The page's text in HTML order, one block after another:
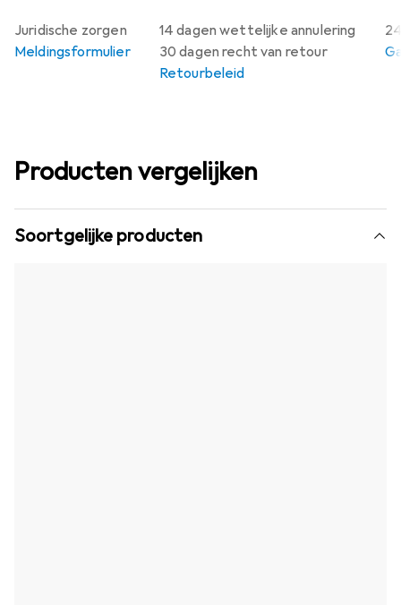
14 dagen wettelijke annulering
30 dagen recht van retour
Retourbeleid
Juridische zorgen
Meldingsformulier
Producten vergelijken
Soortgelijke producten